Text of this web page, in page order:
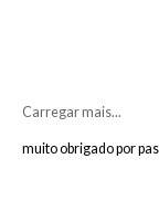
Carregar mais...
muito obrigado por